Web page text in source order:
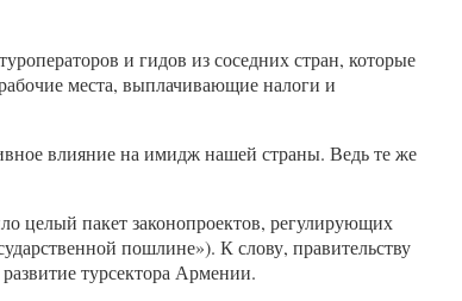
и гидов из соседних стран, которые
места, выплачивающие налоги и
влияние на имидж нашей страны. Ведь те же
целый пакет законопроектов, регулирующих
пошлине»). К слову, правительству
турсектора Армении.